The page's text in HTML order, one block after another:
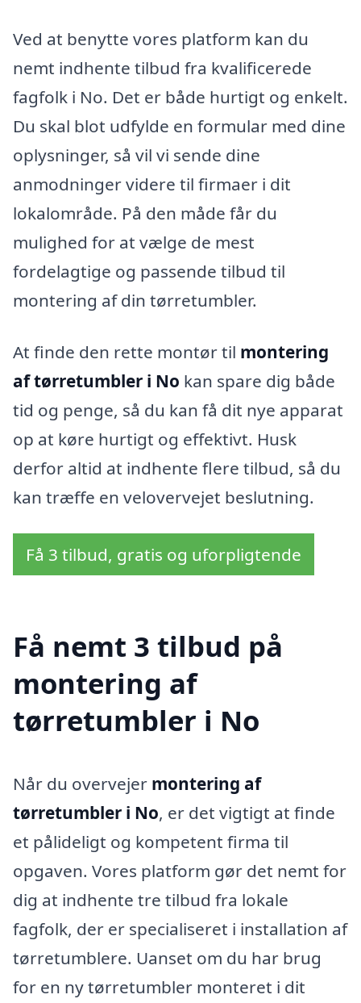
Ved at benytte vores platform kan du
nemt indhente tilbud fra kvalificerede
fagfolk i No. Det er både hurtigt og enkelt.
Du skal blot udfylde en formular med dine
oplysninger, så vil vi sende dine
anmodninger videre til firmaer i dit
lokalområde. På den måde får du
mulighed for at vælge de mest
fordelagtige og passende tilbud til
montering af din tørretumbler.
At finde den rette montør til montering
af tørretumbler i No kan spare dig både
tid og penge, så du kan få dit nye apparat
op at køre hurtigt og effektivt. Husk
derfor altid at indhente flere tilbud, så du
kan træffe en velovervejet beslutning.
Få 3 tilbud, gratis og uforpligtende
Få nemt 3 tilbud på
montering af
tørretumbler i No
Når du overvejer montering af
tørretumbler i No, er det vigtigt at finde
et pålideligt og kompetent firma til
opgaven. Vores platform gør det nemt for
dig at indhente tre tilbud fra lokale
fagfolk, der er specialiseret i installation af
tørretumblere. Uanset om du har brug
for en ny tørretumbler monteret i dit